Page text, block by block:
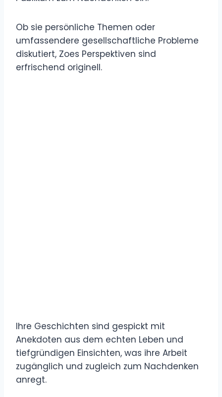
Ob sie persönliche Themen oder
umfassendere gesellschaftliche Probleme
diskutiert, Zoes Perspektiven sind
erfrischend originell.
Ihre Geschichten sind gespickt mit
Anekdoten aus dem echten Leben und
tiefgründigen Einsichten, was ihre Arbeit
zugänglich und zugleich zum Nachdenken
anregt.